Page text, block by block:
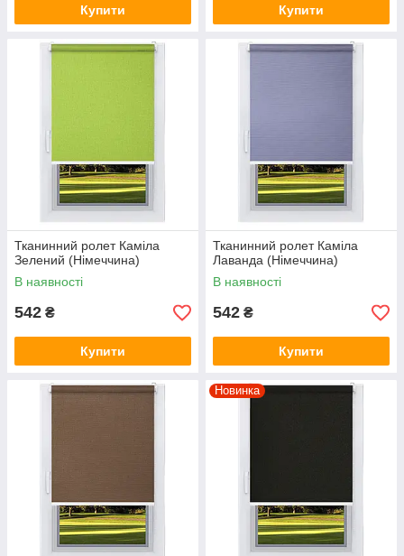
Купити Купити
Тканинний ролет Каміла
Зелений (Німеччина)
В наявності
542 ₴
Купити
Тканинний ролет Каміла
Лаванда (Німеччина)
В наявності
542 ₴
Купити
Новинка